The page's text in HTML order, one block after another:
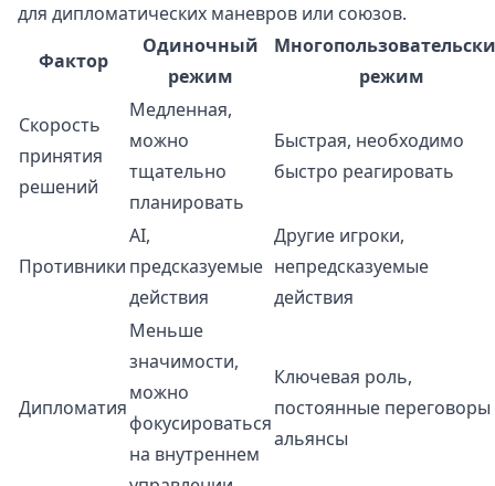
для дипломатических маневров или союзов.
Фактор
Одиночный
режим
режим
Скорость
принятия
решений
Медленная,
можно
тщательно
планировать
Быстрая, необходимо
быстро реагировать
Противники
AI,
предсказуемые
действия
Другие игроки,
непредсказуемые
действия
Дипломатия
Меньше
значимости,
можно
фокусироваться
на внутреннем
Ключевая роль,
постоянные переговоры
альянсы